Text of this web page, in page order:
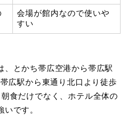
会場が館内なので使いや
すい
、とかち帯広空港から帯広駅
広駅から東通り北口より徒歩
食だけでなく、ホテル全体の
です。